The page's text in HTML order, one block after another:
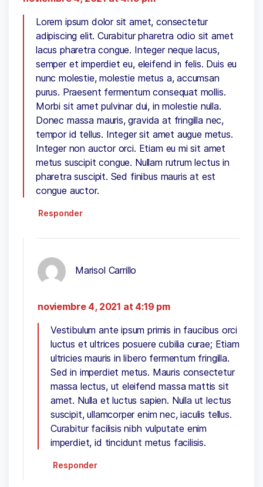
Lorem ipsum dolor sit amet, consectetur
adipiscing elit. Curabitur pharetra odio sit amet
lacus pharetra congue. Integer neque lacus,
semper et imperdiet eu, eleifend in felis. Duis eu
nunc molestie, molestie metus a, accumsan
purus. Praesent fermentum consequat mollis.
Morbi sit amet pulvinar dui, in molestie nulla.
Donec massa mauris, gravida at fringilla nec,
tempor id tellus. Integer sit amet augue metus.
Integer non auctor orci. Etiam eu mi sit amet
metus suscipit congue. Nullam rutrum lectus in
pharetra suscipit. Sed finibus mauris at est
congue auctor.
Responder
Marisol Carrillo
noviembre 4, 2021 at 4:19 pm
Vestibulum ante ipsum primis in faucibus orci
luctus et ultrices posuere cubilia curae; Etiam
ultricies mauris in libero fermentum fringilla.
Sed in imperdiet metus. Mauris consectetur
massa lectus, ut eleifend massa mattis sit
amet. Nulla et luctus sapien. Nulla ut lectus
suscipit, ullamcorper enim nec, iaculis tellus.
Curabitur facilisis nibh vulputate enim
imperdiet, id tincidunt metus facilisis.
Responder